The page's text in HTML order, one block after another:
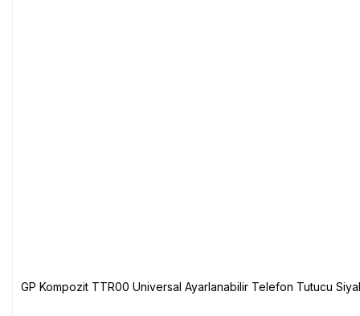
GP Kompozit TTR00 Universal Ayarlanabilir Telefon Tutucu